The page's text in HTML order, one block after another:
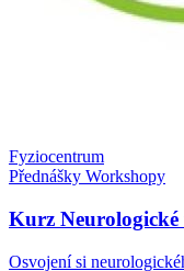
Fyziocentrum
Přednášky Workshopy
Kurz
Osvojení si